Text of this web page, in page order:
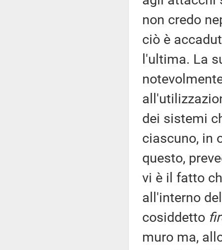
non credo
ciò è
l'ultima. La
dei sistemi
ciascuno, in
questo,
vi è il fatto
all'interno
cosiddetto
muro ma,